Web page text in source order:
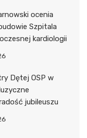
ocenia
Szpitala
kardiologii
Dętej OSP w
jubileuszu